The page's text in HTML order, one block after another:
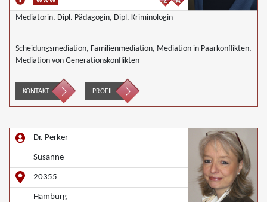
Mediatorin, Dipl.-Pädagogin, Dipl.-Kriminologin
Scheidungsmediation, Familienmediation, Mediation in Paarkonflikten,
Mediation von Generationskonflikten
KONTAKT PROFIL
Dr. Perker
Susanne
20355
Hamburg